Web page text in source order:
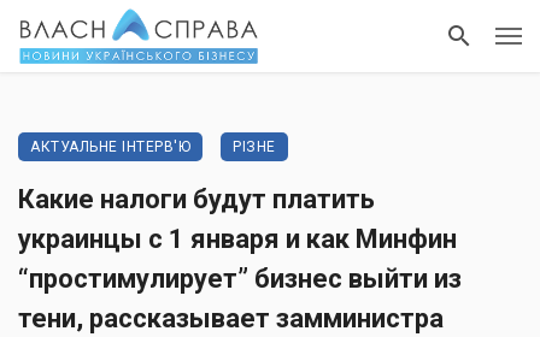
АКТУАЛЬНЕ ІНТЕРВ'Ю РІЗНЕ
Какие налоги будут платить
украинцы с 1 января и как Минфин
“простимулирует” бизнес выйти из
тени, рассказывает замминистра